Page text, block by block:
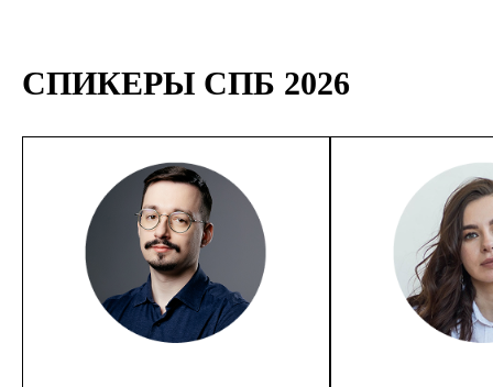
СПИКЕРЫ СПБ 2026